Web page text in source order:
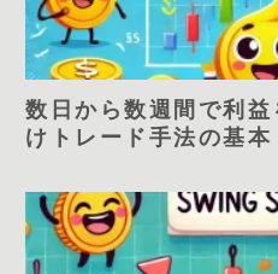
数日から数週間で利
けトレード手法の基本